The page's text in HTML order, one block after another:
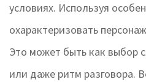
условиях. Используя
охарактеризовать
Это может быть как выбор
или даже ритм разговора.